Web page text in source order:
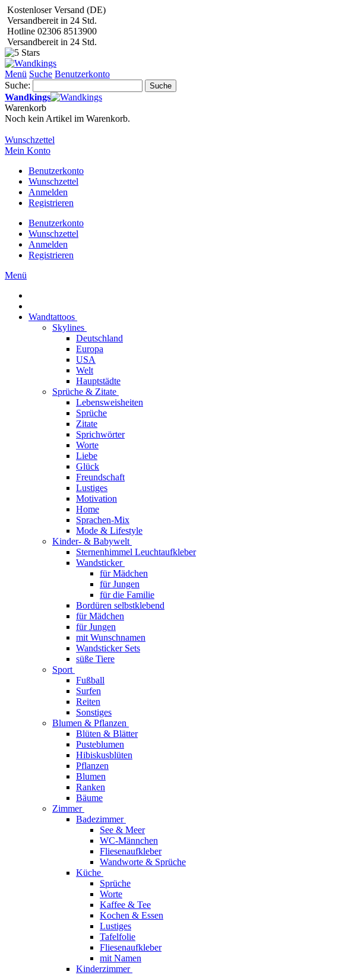
Kostenloser Versand (DE)
Versandbereit in 24 Std.
Hotline 02306 8513900
Versandbereit in 24 Std.
Menü Suche Benutzerkonto
Suche:
Suche
Wandkings
Warenkorb
Noch kein Artikel im Warenkorb.
Wunschzettel
Mein Konto
Benutzerkonto
Wunschzettel
Anmelden
Registrieren
Benutzerkonto
Wunschzettel
Anmelden
Registrieren
Menü
Wandtattoos
Skylines
Deutschland
Europa
USA
Welt
Hauptstädte
Sprüche & Zitate
Lebensweisheiten
Sprüche
Zitate
Sprichwörter
Worte
Liebe
Glück
Freundschaft
Lustiges
Motivation
Home
Sprachen-Mix
Mode & Lifestyle
Kinder- & Babywelt
Sternenhimmel Leuchtaufkleber
Wandsticker
für Mädchen
für Jungen
für die Familie
Bordüren selbstklebend
für Mädchen
für Jungen
mit Wunschnamen
Wandsticker Sets
süße Tiere
Sport
Fußball
Surfen
Reiten
Sonstiges
Blumen & Pflanzen
Blüten & Blätter
Pusteblumen
Hibiskusblüten
Pflanzen
Blumen
Ranken
Bäume
Zimmer
Badezimmer
See & Meer
WC-Männchen
Fliesenaufkleber
Wandworte & Sprüche
Küche
Sprüche
Worte
Kaffee & Tee
Kochen & Essen
Lustiges
Tafelfolie
Fliesenaufkleber
mit Namen
Kinderzimmer